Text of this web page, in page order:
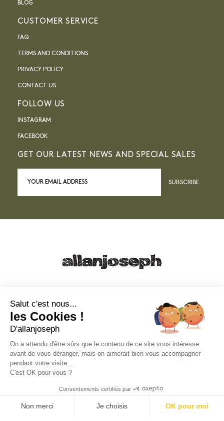
BLOG
CUSTOMER SERVICE
FAQ
TERMS AND CONDITIONS
PRIVACY POLICY
CONTACT US
FOLLOW US
INSTAGRAM
FACEBOOK
GET OUR LATEST NEWS AND SPECIAL SALES
SUBSCRIBE
49, RUE FRANCIS DAVSO - 13001 MARSEILLE
eshop@allanjoseph.com
Salut c'est nous...
les Cookies !
D'allanjoseph
On a attendu d'être sûrs que le contenu de ce site vous intéresse
avant de vous déranger, mais on aimerait bien vous accompagner
pendant votre visite...
C'est OK pour vous ?
Consentements certifiés par
Non merci Je choisis OK pour moi